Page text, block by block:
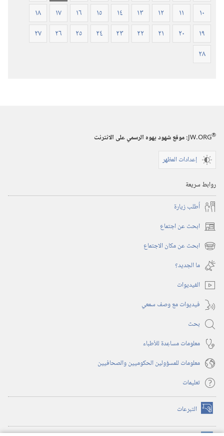
١٠
١١ ١٢ ١٣ ١٤ ١٥ ١٦ ١٧
١٨
١٩
٢٠ ٢١ ٢٢ ٢٣ ٢٤ ٢٥ ٢٦
٢٧
٢٨
JW.ORG®
:‏ موقع شهود يهوه الرسمي على الانترنت
إعدادات المظهر
روابط سريعة
أُطلب زيارة
ابحث عن اجتماع (يفتح
نافذة ابحث عن مكان الاجتماع (يفتح
نافذة
جديدة)
ما الجديد؟‏
الفيديوات
فيديوات مع وصف سمعي
بحث
معلومات مساعِدة للأطباء
معلومات للمسؤولين الحكوميين والصحافيين
تعليمات
التبرعات (يفتح
نافذة